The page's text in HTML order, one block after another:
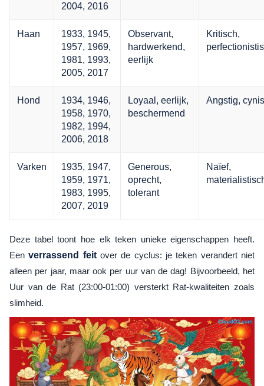
2004, 2016
Haan
1933, 1945,
1957, 1969,
1981, 1993,
2005, 2017
Observant,
hardwerkend,
eerlijk
Kritisch,
Hond
1934, 1946,
1958, 1970,
1982, 1994,
2006, 2018
Loyaal, eerlijk,
beschermend
Angstig,
Varken
1935, 1947,
1959, 1971,
1983, 1995,
2007, 2019
Generous,
oprecht,
tolerant
Naïef,
Deze tabel toont hoe elk teken unieke eigenschappen heeft.
Eenverrassend feitover de cyclus: je teken verandert niet
alleen per jaar, maar ook per uur van de dag! Bijvoorbeeld, het
Uur van de Rat (23:00-01:00) versterkt Rat-kwaliteiten zoals
slimheid.